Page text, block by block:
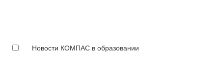
Новости КОМПАС в образовании